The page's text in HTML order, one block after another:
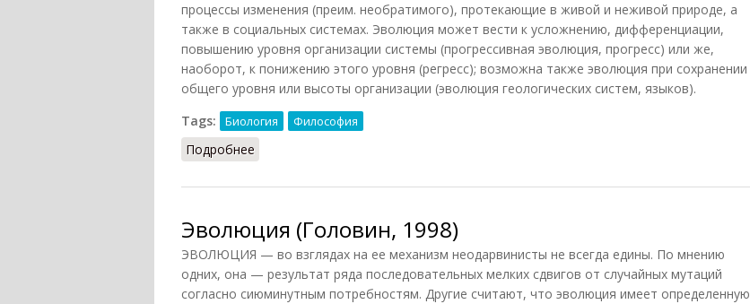
процессы изменения (преим. необратимого), протекающие в живой и неживой природе, а
также в социальных системах. Эволюция может вести к усложнению, дифференциации,
повышению уровня организации системы (прогрессивная эволюция, прогресс) или же,
наоборот, к понижению этого уровня (регресс); возможна также эволюция при сохранении
общего уровня или высоты организации (эволюция геологических систем, языков).
Tags:
Биология Философия
Подробнее
Эволюция (Головин, 1998)
ЭВОЛЮЦИЯ — во взглядах на ее механизм неодарвинисты не всегда едины. По мнению
одних, она — результат ряда последовательных мелких сдвигов от случайных мутаций
согласно сиюминутным потребностям. Другие считают, что эволюция имеет определенную